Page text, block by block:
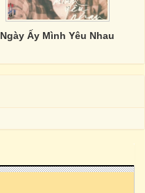
Ngày Ấy Mình Yêu Nhau